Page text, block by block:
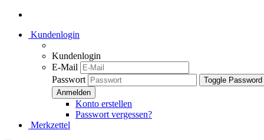
Kundenlogin
Kundenlogin
E-Mail
Passwort
Toggle
Konto erstellen
Passwort vergessen?
Merkzettel